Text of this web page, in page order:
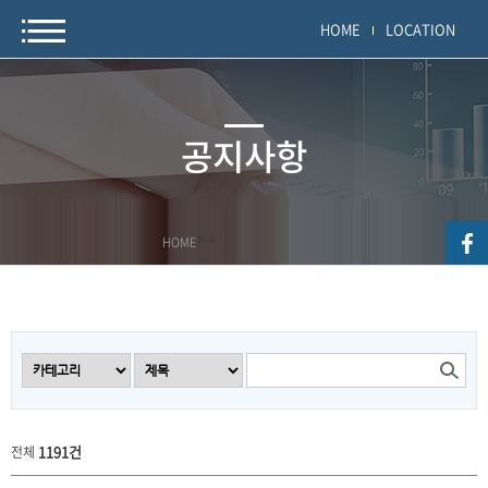
HOME LOCATION
공지사항
HOME > >
전체 1191건
공